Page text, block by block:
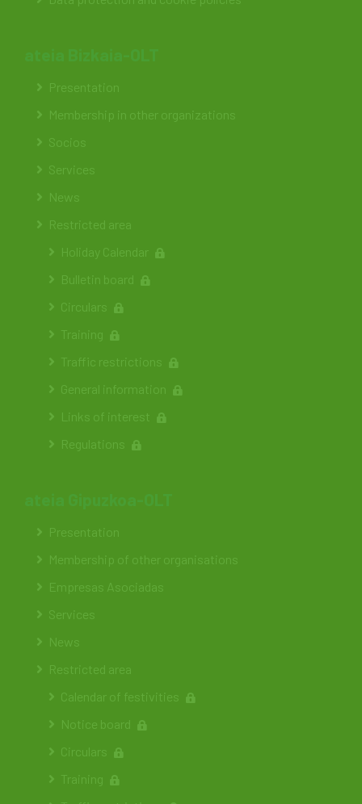
Presentation
Membership in other organizations
Socios
Services
News
Restricted area
Holiday Calendar
Bulletin board
Circulars
Training
Traffic restrictions
General information
Links of interest
Regulations
Presentation
Membership of other organisations
Empresas Asociadas
Services
News
Restricted area
Calendar of festivities
Notice board
Circulars
Training